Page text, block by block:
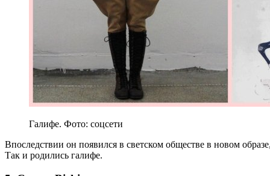
Галифе. Фото: соцсети
Впоследствии он появился в светском обществе в новом
Так и родились галифе.